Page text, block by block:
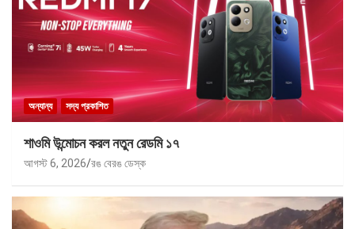
অন্যান্য সদ্য প্রকাশিত
শাওমি উন্মোচন করল নতুন রেডমি ১৭
আগস্ট 6, 2026 রঙ বেরঙ ডেস্ক